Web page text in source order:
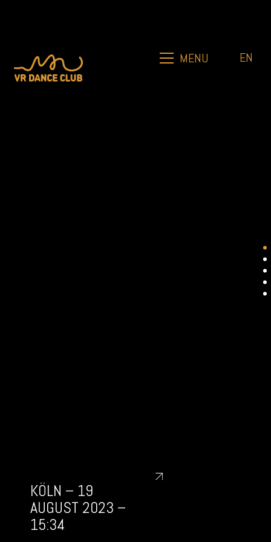
MENU EN
KÖLN – 19
AUGUST 2023 –
15:34